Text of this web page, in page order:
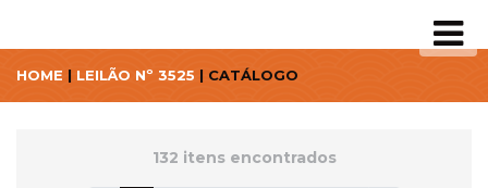
HOME | LEILÃO Nº 3525 | CATÁLOGO
132 itens encontrados